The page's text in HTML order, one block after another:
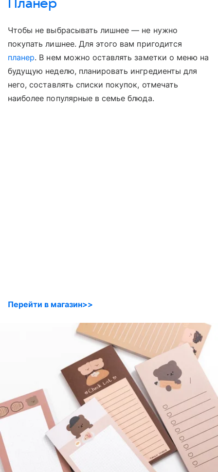
Планер
Чтобы не выбрасывать лишнее — не нужно
покупать лишнее. Для этого вам пригодится
планер. В нем можно оставлять заметки о меню на
будущую неделю, планировать ингредиенты для
него, составлять списки покупок, отмечать
наиболее популярные в семье блюда.
Перейти в магазин>>